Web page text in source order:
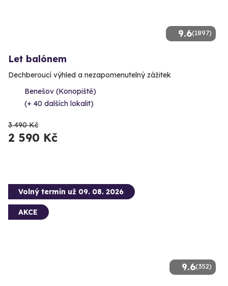
9.6(1897)
Let balónem
Dechberoucí výhled a nezapomenutelný zážitek
Benešov (Konopiště)
(+ 40 dalších lokalit)
3 490 Kč
2 590 Kč
9.6(352)
Volný termín už 09. 08. 2026
AKCE